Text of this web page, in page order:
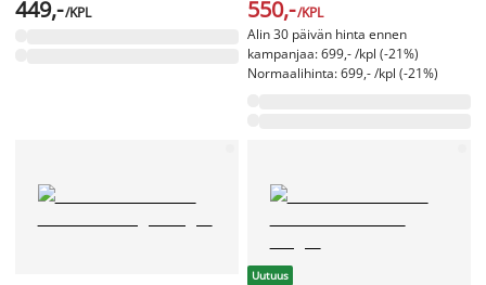
449,-/KPL 550,-/KPL
Alin 30 päivän hinta ennen
kampanjaa: 699,- /kpl (-21%)
Normaalihinta: 699,- /kpl (-21%)
Uutuus